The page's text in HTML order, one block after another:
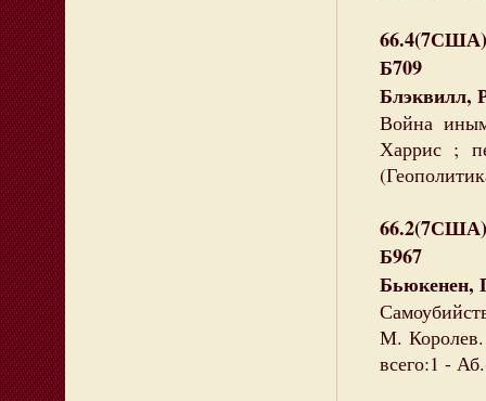
66.4(7США)
Б709
Блэквилл,
Война
Харрис ;
66.2(7США)
Б967
Бьюкенен,
М.
всего:1 -